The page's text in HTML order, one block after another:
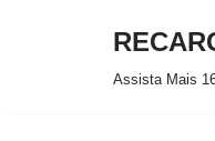
Assista Mais